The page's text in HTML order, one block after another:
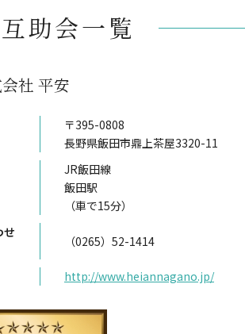
助会一覧
社 平安
〒395-0808
長野県飯田市鼎上茶屋3320-11
JR飯田線
飯田駅
（車で15分）
せ
（0265）52-1414
http://www.heiannagano.jp/